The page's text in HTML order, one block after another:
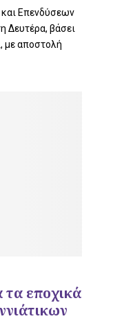
Επενδύσεων
Δευτέρα, βάσει
με αποστολή
τα εποχικά